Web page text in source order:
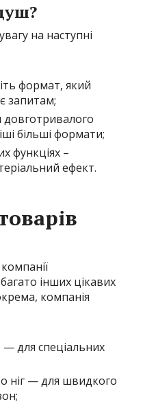
на наступні
формат, який
запитам;
довготривалого
більші формати;
функціях –
ефект.
інших цікавих
компанія
для спеціальних
ніг — для швидкого